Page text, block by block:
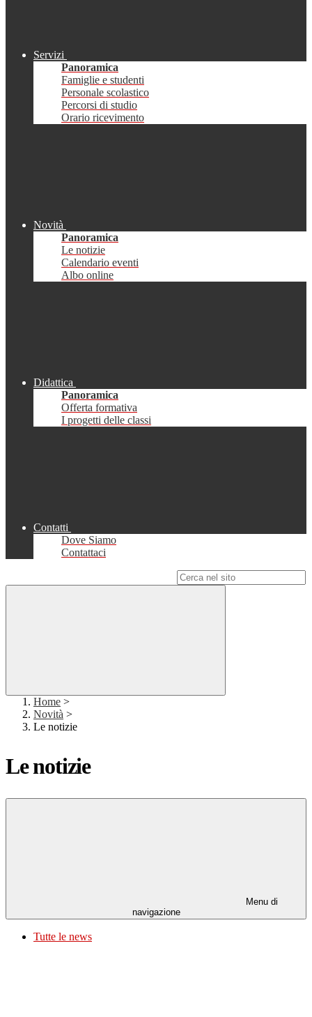
Servizi
Panoramica
Famiglie e studenti
Personale scolastico
Percorsi di studio
Orario ricevimento
Novità
Panoramica
Le notizie
Calendario eventi
Albo online
Didattica
Panoramica
Offerta formativa
I progetti delle classi
Contatti
Dove Siamo
Contattaci
Home >
Novità >
Le notizie
Le notizie
Menu di
navigazione
Tutte le news